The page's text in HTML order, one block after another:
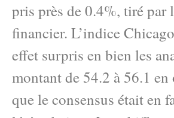
pris près de 0.4%, tiré par
financier. L’indice
effet surpris en bien les
montant de 54.2 à 56.1
que le consensus était en